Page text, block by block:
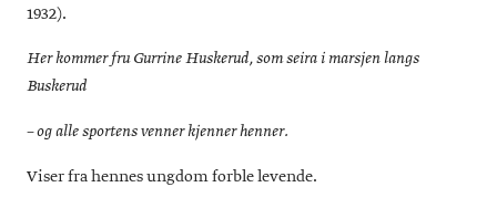
1932).
Her kommer fru Gurrine Huskerud, som seira i marsjen langs
Buskerud
– og alle sportens venner kjenner henner.
Viser fra hennes ungdom forble levende.